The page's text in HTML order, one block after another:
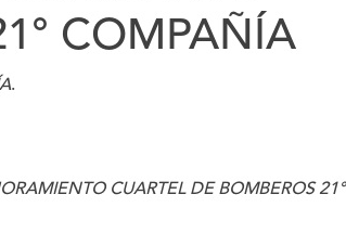
COMPAÑÍA
.
CUARTEL DE BOMBEROS 21°